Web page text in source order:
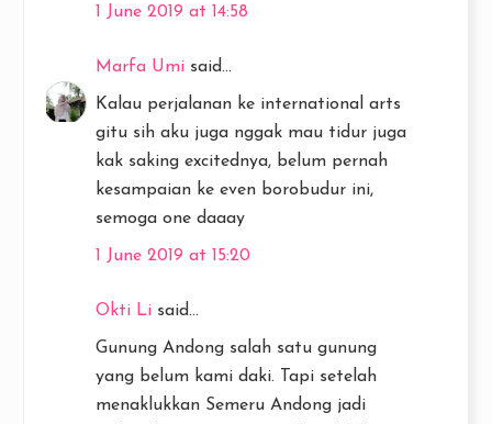
1 June 2019 at 14:58
Marfa Umi said...
Kalau perjalanan ke international arts
gitu sih aku juga nggak mau tidur juga
kak saking excitednya, belum pernah
kesampaian ke even borobudur ini,
semoga one daaay
1 June 2019 at 15:20
Okti Li said...
Gunung Andong salah satu gunung
yang belum kami daki. Tapi setelah
menaklukkan Semeru Andong jadi